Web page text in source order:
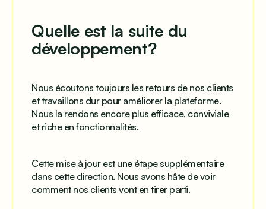
Quelle est la suite du
développement?
Nous écoutons toujours les retours de nos clients
et travaillons dur pour améliorer la plateforme.
Nous la rendons encore plus efficace, conviviale
et riche en fonctionnalités.
Cette mise à jour est une étape supplémentaire
dans cette direction. Nous avons hâte de voir
comment nos clients vont en tirer parti.